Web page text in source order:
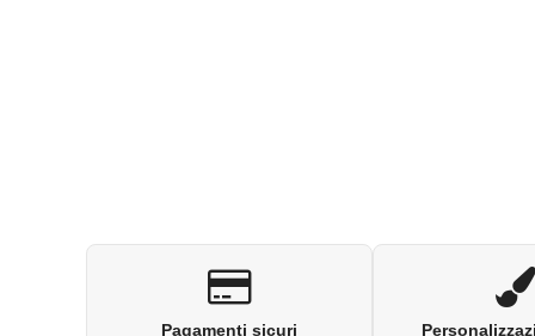
Pagamenti sicuri